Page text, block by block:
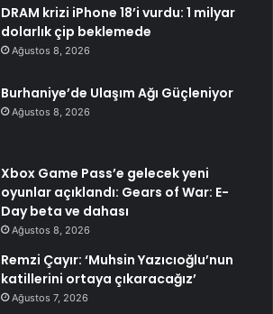
DRAM krizi iPhone 18’i vurdu: 1 milyar
dolarlık çip beklemede
Ağustos 8, 2026
Burhaniye’de Ulaşım Ağı Güçleniyor
Ağustos 8, 2026
Xbox Game Pass’e gelecek yeni
oyunlar açıklandı: Gears of War: E-
Day beta ve dahası
Ağustos 8, 2026
Remzi Çayır: ‘Muhsin Yazıcıoğlu’nun
katillerini ortaya çıkaracağız’
Ağustos 7, 2026